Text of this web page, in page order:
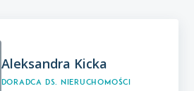
Aleksandra Kicka
Doradca ds. Nieruchomości